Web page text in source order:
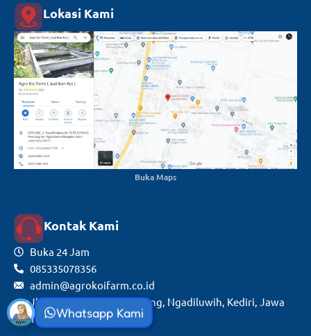
Lokasi Kami
Buka Maps
Kontak Kami
Buka 24 Jam
085335078356
admin@agrokoifarm.co.id
Jl. Raya Rembang, Rembang, Ngadiluwih, Kediri, Jawa
Timur
Whatsapp Kami